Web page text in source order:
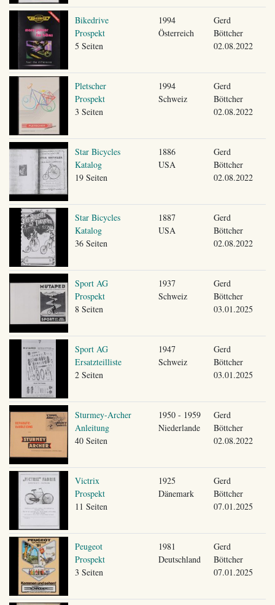
Bikedrive
Prospekt
5 Seiten
1994
Österreich
Gerd
Böttcher
02.08.2022
Pletscher
Prospekt
3 Seiten
1994
Schweiz
Gerd
Böttcher
02.08.2022
Star Bicycles
Katalog
19 Seiten
1886
USA
Gerd
Böttcher
02.08.2022
Star Bicycles
Katalog
36 Seiten
1887
USA
Gerd
Böttcher
02.08.2022
Sport AG
Prospekt
8 Seiten
1937
Schweiz
Gerd
Böttcher
03.01.2025
Sport AG
Ersatzteilliste
2 Seiten
1947
Schweiz
Gerd
Böttcher
03.01.2025
Sturmey-Archer
Anleitung
40 Seiten
1950 - 1959
Niederlande
Gerd
Böttcher
02.08.2022
Victrix
Prospekt
11 Seiten
1925
Dänemark
Gerd
Böttcher
07.01.2025
Peugeot
Prospekt
3 Seiten
1981
Deutschland
Gerd
Böttcher
07.01.2025